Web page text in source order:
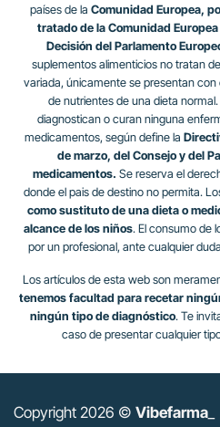
países de la Comunidad Europea,
tratado de la Comunidad
Decisión del Parlamento
suplementos alimenticios no tratan
variada, únicamente se presentan
de nutrientes de una dieta
diagnostican o curan ninguna
medicamentos, según define la
de marzo, del Consejo y del
medicamentos. Se reserva el
donde el pais de destino no permita.
como sustituto de una dieta o
alcance de los niños. El consumo de
por un profesional, ante cualquier
Los artículos de esta web son
tenemos facultad para recetar
ningún tipo de diagnóstico. Te
caso de presentar cualquier
Copyright 2026 © Vibefarma